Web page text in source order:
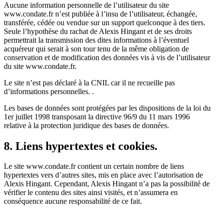
Aucune information personnelle de l’utilisateur du site
www.condate.fr n’est publiée à l’insu de l’utilisateur, échangée,
transférée, cédée ou vendue sur un support quelconque à des tiers.
Seule l’hypothèse du rachat de Alexis Hingant et de ses droits
permettrait la transmission des dites informations à l’éventuel
acquéreur qui serait à son tour tenu de la même obligation de
conservation et de modification des données vis à vis de l’utilisateur
du site www.condate.fr.
Le site n’est pas déclaré à la CNIL car il ne recueille pas
d’informations personnelles. .
Les bases de données sont protégées par les dispositions de la loi du
1er juillet 1998 transposant la directive 96/9 du 11 mars 1996
relative à la protection juridique des bases de données.
8. Liens hypertextes et cookies.
Le site www.condate.fr contient un certain nombre de liens
hypertextes vers d’autres sites, mis en place avec l’autorisation de
Alexis Hingant. Cependant, Alexis Hingant n’a pas la possibilité de
vérifier le contenu des sites ainsi visités, et n’assumera en
conséquence aucune responsabilité de ce fait.